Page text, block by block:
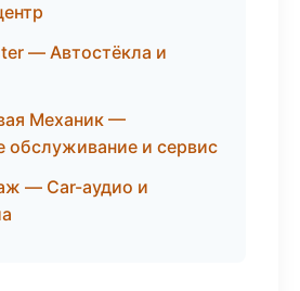
— Автостёкла и
Механик —
обслуживание и сервис
— Car-аудио и